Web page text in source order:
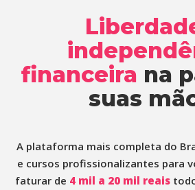
financeira na
suas
A plataforma mais completa do
e cursos profissionalizantes para
faturar de 4 mil a 20 mil reais